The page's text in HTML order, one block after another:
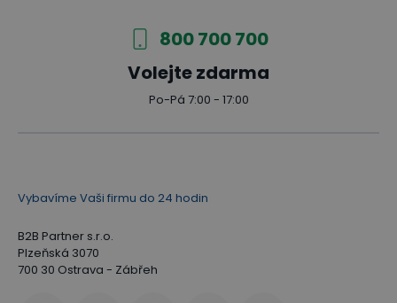
800 700 700
Volejte zdarma
Po-Pá 7:00 - 17:00
Vybavíme Vaši firmu do 24 hodin
B2B Partner s.r.o.
Plzeňská 3070
700 30 Ostrava - Zábřeh